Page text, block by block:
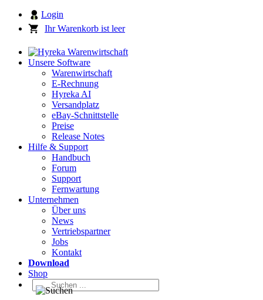
Login
Ihr Warenkorb ist leer
Unsere Software
Warenwirtschaft
E-Rechnung
Hyreka AI
Versandplatz
eBay-Schnittstelle
Preise
Release Notes
Hilfe & Support
Handbuch
Forum
Support
Fernwartung
Unternehmen
Über uns
News
Vertriebspartner
Jobs
Kontakt
Download
Shop